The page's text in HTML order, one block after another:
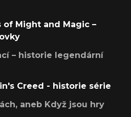
of Might and Magic –
– historie legendární
Creed - historie série
aneb Když jsou hry